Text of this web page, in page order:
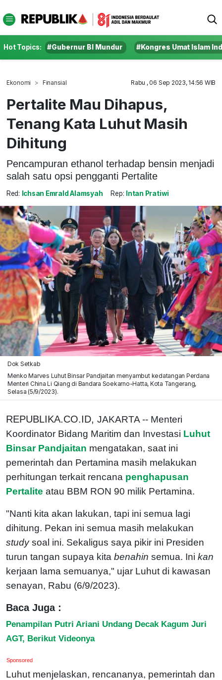
Hot Topics: #Gubernur BI Mundur #Kongres Umat Islam
Ekonomi Finansial Rabu , 06 Sep 2023, 14:56 WIB
Pertalite Mau Dihapus,
Tenang Kata Luhut Masih
Dihitung
Pencampuran ethanol terhadap bensin menjadi
salah satu opsi pengganti Pertalite
Red: Ichsan Emrald Alamsyah Rep: Intan Pratiwi
Dok Setkab
Menko Marves Luhut Binsar Pandjaitan menyambut kedatangan Perdana
Menteri China Li Qiang di Bandara Soekarno-Hatta, Kota Tangerang,
Selasa (5/9/2023).
REPUBLIKA.CO.ID, JAKARTA -- Menteri
Koordinator Bidang Maritim dan Investasi Luhut
Binsar Pandjaitan mengatakan, saat ini
pemerintah dan Pertamina masih melakukan
perhitungan terkait rencana penghapusan
Pertalite atau BBM RON 90 milik Pertamina.
"Nanti kita akan lakukan, tapi ini semua lagi
dihitung. Pekan ini semua masih melakukan
studysoal ini. Sekaligus saya pikir ini Presiden
turun tangan supaya kita benahin semua. Ini kan
kerjaan lama semuanya," ujar Luhut di kawasan
senayan, Rabu (6/9/2023).
Baca Juga :
Penampilan Putri Ariani Undang Decak Kagum Juri
AGT, Berikut Videonya
Sponsored
Luhut menjelaskan, rencananya, pemerintah dan